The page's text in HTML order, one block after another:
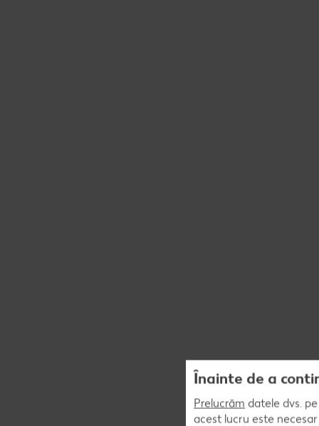
Înainte de a
Prelucrăm datele dvs.
acest lucru este